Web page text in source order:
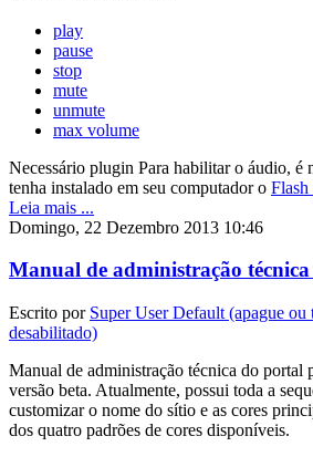
play
pause
stop
mute
unmute
max volume
Necessário plugin Para habilitar o áudio, é
tenha instalado em seu computador o
Leia mais ...
Domingo, 22 Dezembro 2013 10:46
Manual de administração
Escrito por Super User Default (apague ou
desabilitado)
Manual de administração técnica do portal
versão beta. Atualmente, possui toda a
customizar o nome do sítio e as cores
dos quatro padrões de cores disponíveis.